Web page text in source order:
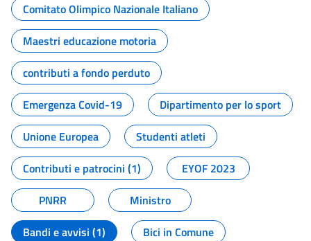
Comitato Olimpico Nazionale Italiano
Maestri educazione motoria
contributi a fondo perduto
Emergenza Covid-19
Dipartimento per lo sport
Unione Europea
Studenti atleti
Contributi e patrocini (1)
EYOF 2023
PNRR
Ministro
Bandi e avvisi (1)
Bici in Comune